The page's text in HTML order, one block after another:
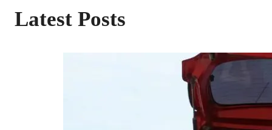
Latest Posts